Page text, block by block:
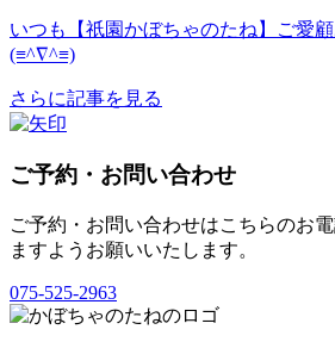
いつも【祇園かぼちゃのたね】ご愛
(≡^∇^≡)
さらに記事を見る
ご予約・お問い合わせ
ご予約・お問い合わせはこちらのお
ますようお願いいたします。
075-525-2963